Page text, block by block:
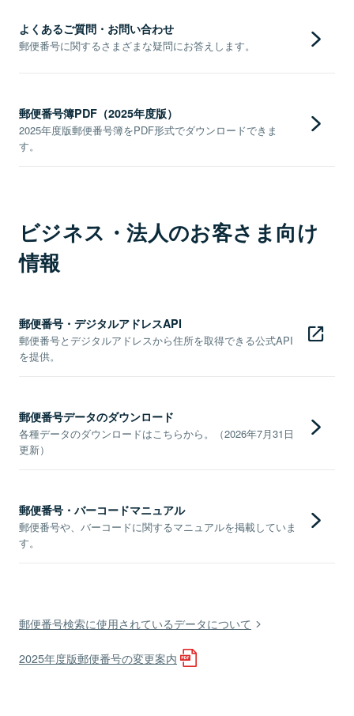
よくあるご質問・お問い合わせ
郵便番号に関するさまざまな疑問にお答えします。
郵便番号簿PDF（2025年度版）
2025年度版郵便番号簿をPDF形式でダウンロードできま
す。
ビジネス・法人のお客さま向け
情報
郵便番号・デジタルアドレスAPI
郵便番号とデジタルアドレスから住所を取得できる公式API
を提供。
郵便番号データのダウンロード
各種データのダウンロードはこちらから。（2026年7月31日
更新）
郵便番号・バーコードマニュアル
郵便番号や、バーコードに関するマニュアルを掲載していま
す。
郵便番号検索に使用されているデータについて
2025年度版郵便番号の変更案内